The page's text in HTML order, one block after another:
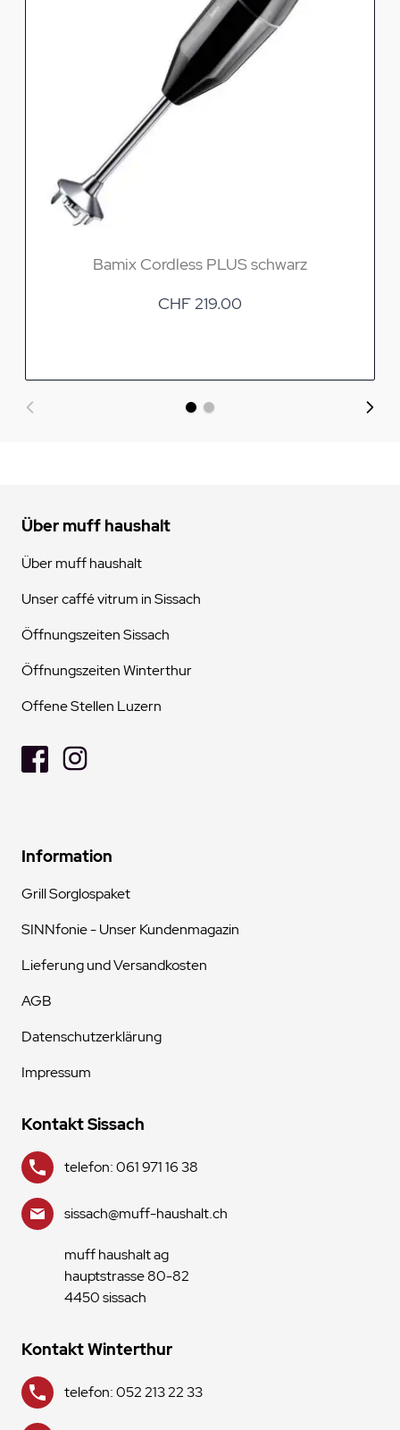
Bamix Cordless PLUS schwarz
CHF 219.00
Über muff haushalt
Über muff haushalt
Unser caffé vitrum in Sissach
Öffnungszeiten Sissach
Öffnungszeiten Winterthur
Offene Stellen Luzern
Information
Grill Sorglospaket
SINNfonie - Unser Kundenmagazin
Lieferung und Versandkosten
AGB
Datenschutzerklärung
Impressum
Kontakt Sissach
telefon: 061 971 16 38
sissach@muff-haushalt.ch
muff haushalt ag
hauptstrasse 80-82
4450 sissach
Kontakt Winterthur
telefon: 052 213 22 33